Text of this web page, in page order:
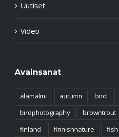
Uutiset
Video
Avainsanat
alamalmi autumn bird
birdphotography
browntrout
finland
finnishnature fish